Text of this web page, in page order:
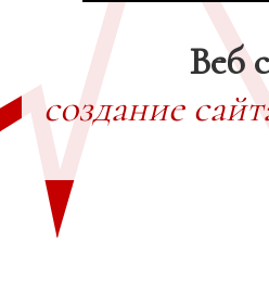
Веб
создание